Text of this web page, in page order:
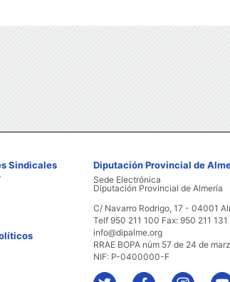
Sindicales Diputación Provincial de
Sede Electrónica
Diputación Provincial de Almería
C/ Navarro Rodrigo, 17 - 04001
Telf 950 211 100 Fax: 950 211 131
info@dipalme.org
RRAE BOPA núm 57 de 24 de
NIF: P-0400000-F